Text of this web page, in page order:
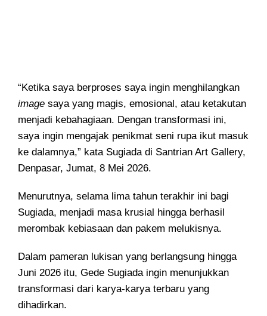
“Ketika saya berproses saya ingin menghilangkan
image saya yang magis, emosional, atau ketakutan
menjadi kebahagiaan. Dengan transformasi ini,
saya ingin mengajak penikmat seni rupa ikut masuk
ke dalamnya,” kata Sugiada di Santrian Art Gallery,
Denpasar, Jumat, 8 Mei 2026.
Menurutnya, selama lima tahun terakhir ini bagi
Sugiada, menjadi masa krusial hingga berhasil
merombak kebiasaan dan pakem melukisnya.
Dalam pameran lukisan yang berlangsung hingga
Juni 2026 itu, Gede Sugiada ingin menunjukkan
transformasi dari karya-karya terbaru yang
dihadirkan.